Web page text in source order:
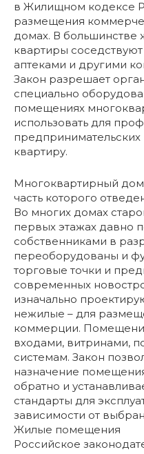
в Жилищном кодексе
размещения
домах. В большинстве
квартиры
аптеками и другими
Закон разрешает
специально
помещениях
использовать для
квартиру.
Многоквартирный дом
часть которого
Во многих домах
первых этажах давно
собственниками в
переоборудованы и
торговые точки и
современных
изначально
нежилые – для
коммерции.
входами, витринами,
системам. Закон
назначение
обратно и
стандарты для
зависимости от
Жилые помещения
Российское